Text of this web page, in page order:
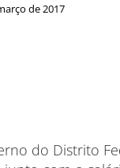
de 2017
do Distrito